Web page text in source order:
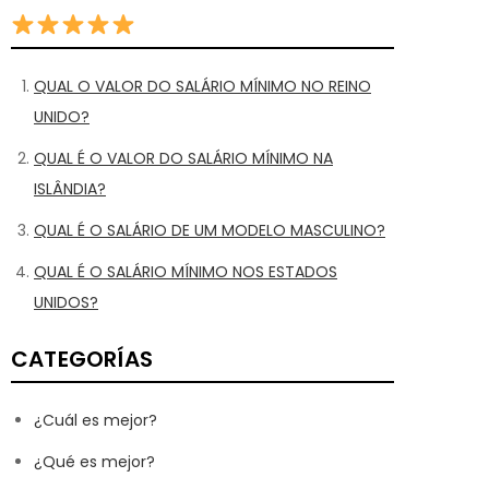
QUAL O VALOR DO SALÁRIO MÍNIMO NO REINO
UNIDO?
QUAL É O VALOR DO SALÁRIO MÍNIMO NA
ISLÂNDIA?
QUAL É O SALÁRIO DE UM MODELO MASCULINO?
QUAL É O SALÁRIO MÍNIMO NOS ESTADOS
UNIDOS?
CATEGORÍAS
¿Cuál es mejor?
¿Qué es mejor?